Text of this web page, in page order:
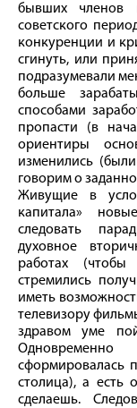
бывших членов
советского
конкуренции и
сгинуть, или
подразумевали
больше
способами
пропасти (в
ориентиры
изменились
говорим о
Живущие в
капитала»
следовать
духовное
работах
стремились
иметь
телевизору
здравом уме
сформировалась
столица), а есть
сделаешь.